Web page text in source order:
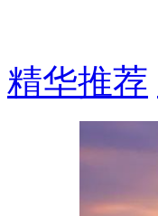
精华推荐